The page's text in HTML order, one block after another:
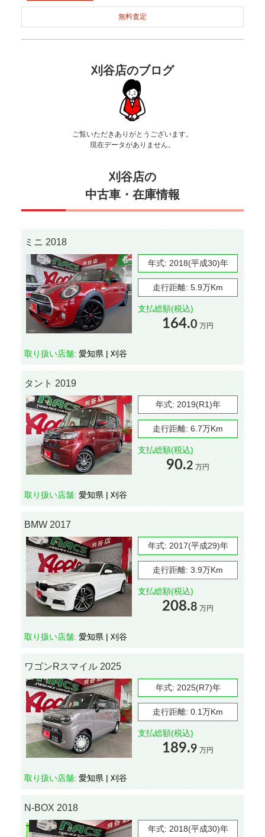
無料査定
刈谷店のブログ
ご覧いただきありがとうございます。
現在データがありません。
刈谷店の
中古車・在庫情報
ミニ 2018
年式: 2018(平成30)年
走行距離: 5.9万Km
支払総額(税込)
164.0 万円
取り扱い店舗: 愛知県 | 刈谷
タント 2019
年式: 2019(R1)年
走行距離: 6.7万Km
支払総額(税込)
90.2 万円
取り扱い店舗: 愛知県 | 刈谷
BMW 2017
年式: 2017(平成29)年
走行距離: 3.9万Km
支払総額(税込)
208.8 万円
取り扱い店舗: 愛知県 | 刈谷
ワゴンRスマイル 2025
年式: 2025(R7)年
走行距離: 0.1万Km
支払総額(税込)
189.9 万円
取り扱い店舗: 愛知県 | 刈谷
N-BOX 2018
年式: 2018(平成30)年